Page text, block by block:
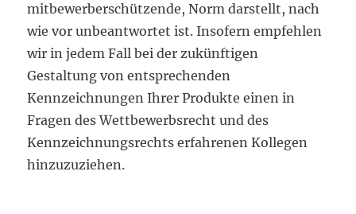
mitbewerberschützende, Norm darstellt, nach
wie vor unbeantwortet ist. Insofern empfehlen
wir in jedem Fall bei der zukünftigen
Gestaltung von entsprechenden
Kennzeichnungen Ihrer Produkte einen in
Fragen des Wettbewerbsrecht und des
Kennzeichnungsrechts erfahrenen Kollegen
hinzuzuziehen.